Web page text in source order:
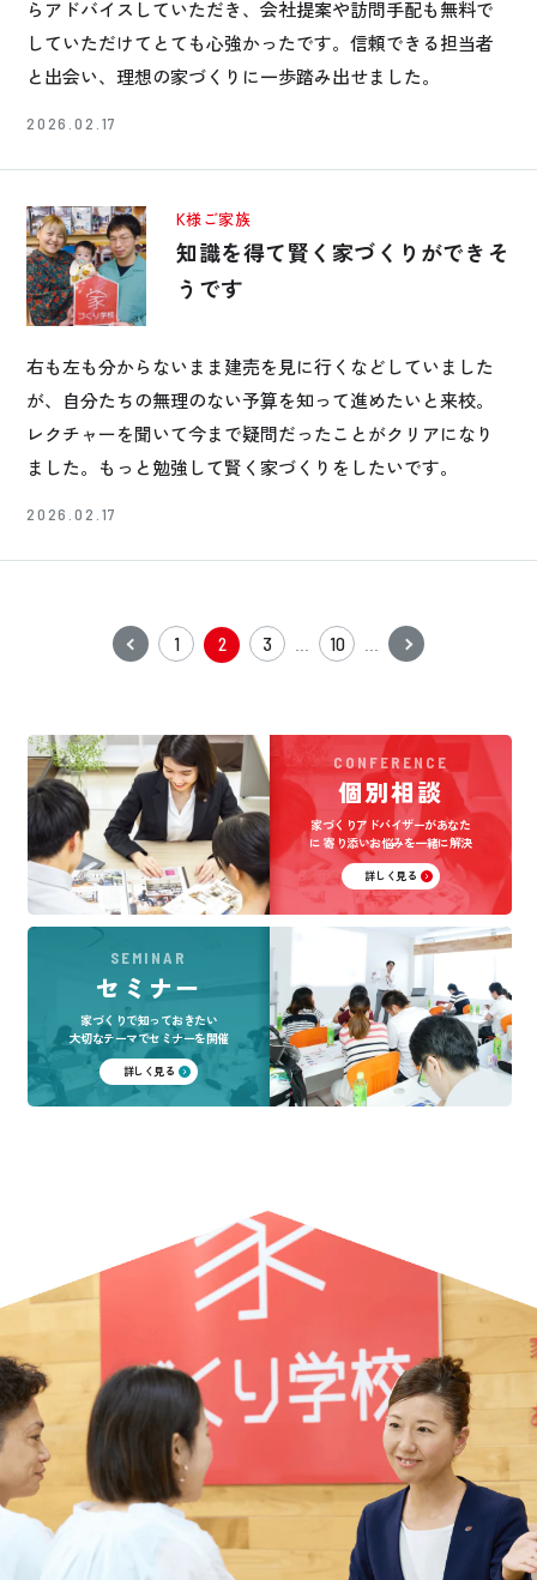
らアドバイスしていただき、会社提案や訪問手配も無料で
していただけてとても心強かったです。信頼できる担当者
と出会い、理想の家づくりに一歩踏み出せました。
2026.02.17
K様ご家族
知識を得て賢く家づくりができそ
うです
右も左も分からないまま建売を見に行くなどしていました
が、自分たちの無理のない予算を知って進めたいと来校。
レクチャーを聞いて今まで疑問だったことがクリアになり
ました。もっと勉強して賢く家づくりをしたいです。
2026.02.17
1 2 3 10
CONFERENCE
個別相談
家づくりアドバイザーがあなた
に寄り添いお悩みを一緒に解決
詳しく見る
SEMINAR
セミナー
家づくりで知っておきたい
大切なテーマでセミナーを開催
詳しく見る